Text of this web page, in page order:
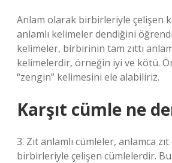
Anlam olarak birbirleriyle çelişen
anlamlı kelimeler dendiğini
kelimeler, birbirinin tam zıttı
kelimelerdir, örneğin iyi ve kötü.
“zengin” kelimesini ele alabiliriz.
Karşıt cümle ne
3. Zıt anlamlı cümleler, anlamca
birbirleriyle çelişen cümlelerdir.